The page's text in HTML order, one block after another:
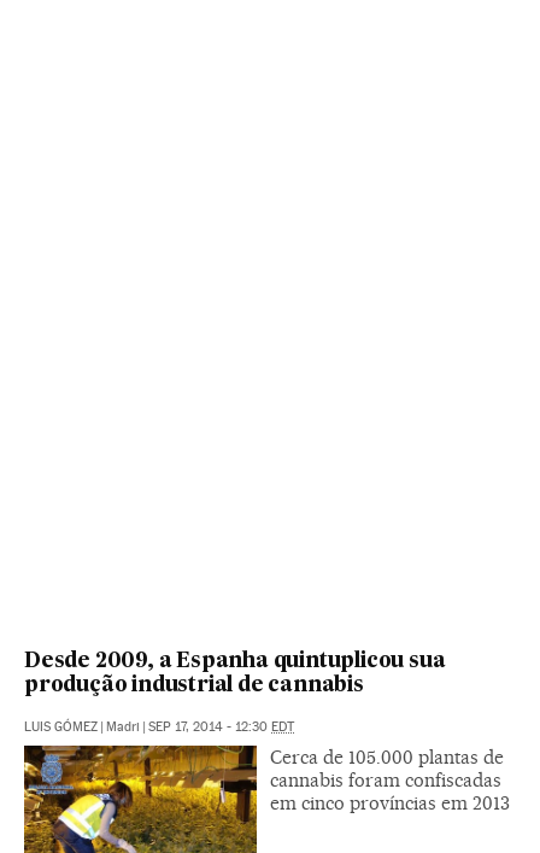
Desde 2009, a Espanha quintuplicou sua
produção industrial de cannabis
LUIS GÓMEZ | Madri | SEP 17, 2014 - 12:30 EDT
Cerca de 105.000 plantas de
cannabis foram confiscadas
em cinco províncias em 2013